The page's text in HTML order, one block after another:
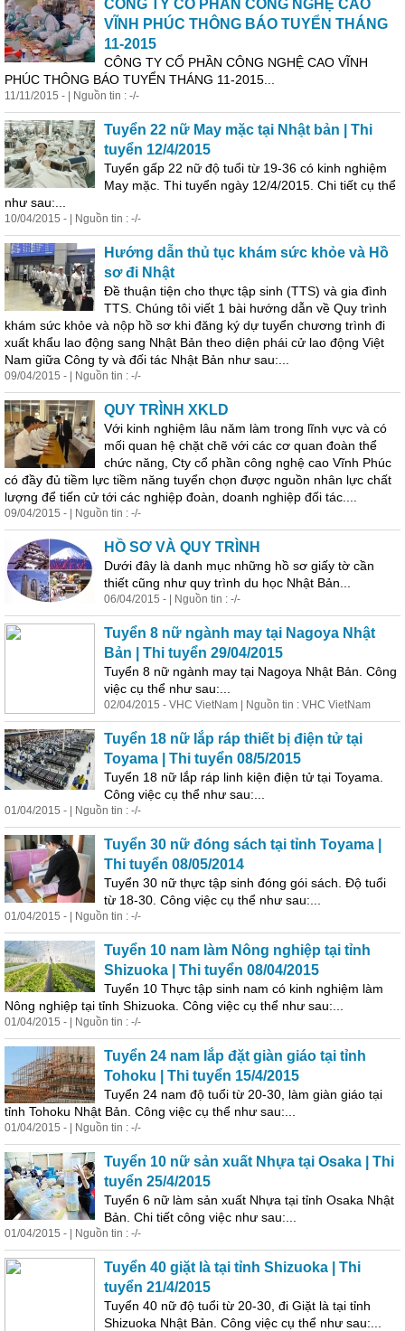
CÔNG TY CỔ PHẦN CÔNG NGHỆ CAO
VĨNH PHÚC THÔNG BÁO TUYỂN THÁNG
11-2015
CÔNG TY CỔ PHẦN CÔNG NGHỆ CAO VĨNH
PHÚC THÔNG BÁO TUYỂN THÁNG 11-2015...
11/11/2015 - | Nguồn tin : -/-
Tuyển 22 nữ May mặc tại Nhật bản | Thi
tuyển 12/4/2015
Tuyển gấp 22 nữ độ tuổi từ 19-36 có kinh nghiệm
May mặc. Thi tuyển ngày 12/4/2015. Chi tiết cụ thể
như sau:...
10/04/2015 - | Nguồn tin : -/-
Hướng dẫn thủ tục khám sức khỏe và Hồ
sơ đi Nhật
Đề thuận tiện cho thực tập sinh (TTS) và gia đình
TTS. Chúng tôi viết 1 bài hướng dẫn về Quy trình
khám sức khỏe và nộp hồ sơ khi đăng ký dự tuyển chương trình đi
xuất khẩu lao động sang Nhật Bản theo diện phái cử lao động Việt
Nam giữa Công ty và đối tác Nhật Bản như sau:...
09/04/2015 - | Nguồn tin : -/-
QUY TRÌNH XKLD
Với kinh nghiệm lâu năm làm trong lĩnh vực và có
mối quan hệ chặt chẽ với các cơ quan đoàn thể
chức năng, Cty cổ phần công nghệ cao Vĩnh Phúc
có đầy đủ tiềm lực tiềm năng tuyển chọn được nguồn nhân lực chất
lượng để tiến cử tới các nghiệp đoàn, doanh nghiệp đối tác....
09/04/2015 - | Nguồn tin : -/-
HỒ SƠ VÀ QUY TRÌNH
Dưới đây là danh mục những hồ sơ giấy tờ cần
thiết cũng như quy trình du học Nhật Bản...
06/04/2015 - | Nguồn tin : -/-
Tuyển 8 nữ ngành may tại Nagoya Nhật
Bản | Thi tuyển 29/04/2015
Tuyển 8 nữ ngành may tại Nagoya Nhật Bản. Công
việc cụ thể như sau:...
02/04/2015 - VHC VietNam | Nguồn tin : VHC VietNam
Tuyển 18 nữ lắp ráp thiết bị điện tử tại
Toyama | Thi tuyển 08/5/2015
Tuyển 18 nữ lắp ráp linh kiện điện tử tại Toyama.
Công việc cụ thể như sau:...
01/04/2015 - | Nguồn tin : -/-
Tuyển 30 nữ đóng sách tại tỉnh Toyama |
Thi tuyển 08/05/2014
Tuyển 30 nữ thực tập sinh đóng gói sách. Độ tuổi
từ 18-30. Công việc cụ thể như sau:...
01/04/2015 - | Nguồn tin : -/-
Tuyển 10 nam làm Nông nghiệp tại tỉnh
Shizuoka | Thi tuyển 08/04/2015
Tuyển 10 Thực tập sinh nam có kinh nghiệm làm
Nông nghiệp tại tỉnh Shizuoka. Công việc cụ thể như sau:...
01/04/2015 - | Nguồn tin : -/-
Tuyển 24 nam lắp đặt giàn giáo tại tỉnh
Tohoku | Thi tuyển 15/4/2015
Tuyển 24 nam độ tuổi từ 20-30, làm giàn giáo tại
tỉnh Tohoku Nhật Bản. Công việc cụ thể như sau:...
01/04/2015 - | Nguồn tin : -/-
Tuyển 10 nữ sản xuất Nhựa tại Osaka | Thi
tuyển 25/4/2015
Tuyển 6 nữ làm sản xuất Nhựa tại tỉnh Osaka Nhật
Bản. Chi tiết công việc như sau:...
01/04/2015 - | Nguồn tin : -/-
Tuyển 40 giặt là tại tỉnh Shizuoka | Thi
tuyển 21/4/2015
Tuyển 40 nữ độ tuổi từ 20-30, đi Giặt là tại tỉnh
Shizuoka Nhật Bản. Công việc cụ thể như sau:...